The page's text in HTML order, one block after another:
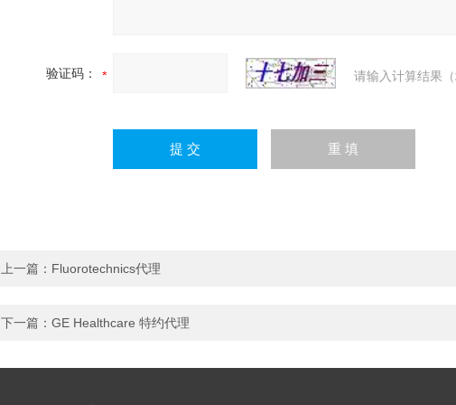
验证码： 请输入计算结果
上一篇： Fluorotechnics代理
下一篇： GE Healthcare 特约代理